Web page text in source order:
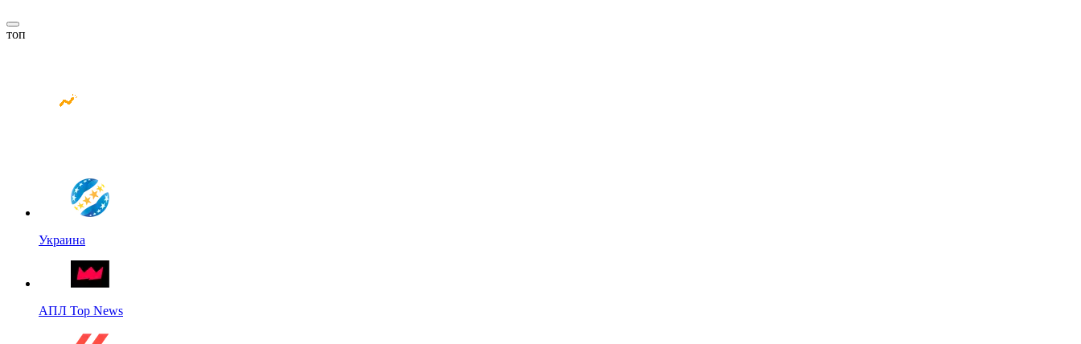
топ
Украина
АПЛ Top News